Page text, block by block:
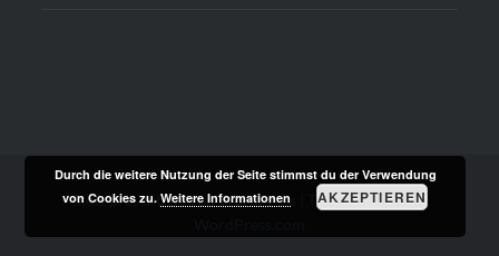
Stolz präsentiert von WordPress
Theme: Dyad von
Durch die weitere Nutzung der Seite stimmst du der Verwendung
von Cookies zu.Weitere Informationen AKZEPTIEREN